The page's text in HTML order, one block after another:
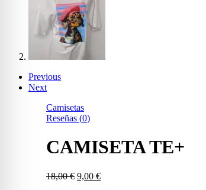
Previous
Next
Camisetas
Reseñas (0)
CAMISETA TE+
18,00€ El
9,00 €El